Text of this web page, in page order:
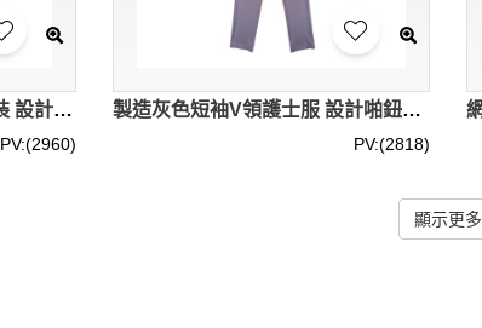
大量訂做彩藍色短袖護士套裝 設計醫美企領左前胸袋口護士服 護士服中心 SKU050
PV:(2960)
製造灰色短袖V領護士服 設計啪鈕領洗手服套裝 男裝 中性裝 護士服專門店 SKU049
PV:(2818)
顯示更多